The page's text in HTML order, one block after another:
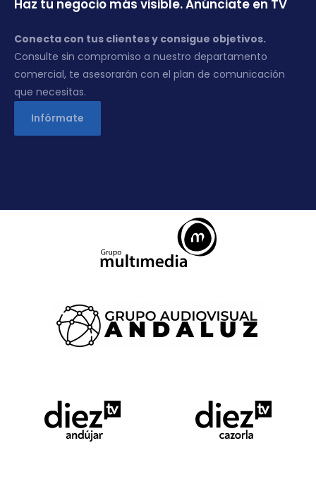
Haz tu negocio más visible. Anúnciate en TV
Conecta con tus clientes y consigue objetivos.
Consulte sin compromiso a nuestro departamento
comercial, te asesorarán con el plan de comunicación
que necesitas.
Infórmate